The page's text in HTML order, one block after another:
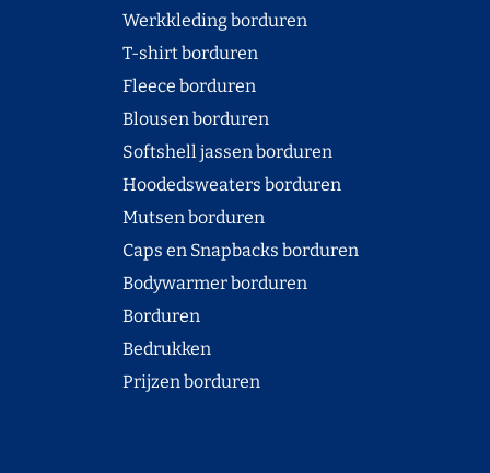
Werkkleding borduren
T-shirt borduren
Fleece borduren
Blousen borduren
Softshell jassen borduren
Hoodedsweaters borduren
Mutsen borduren
Caps en Snapbacks borduren
Bodywarmer borduren
Borduren
Bedrukken
Prijzen borduren